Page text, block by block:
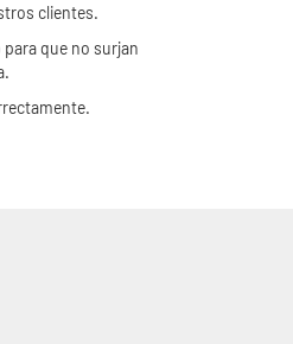
clientes.
que no surjan